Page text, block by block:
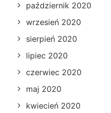
październik 2020
wrzesień 2020
sierpień 2020
lipiec 2020
czerwiec 2020
maj 2020
kwiecień 2020